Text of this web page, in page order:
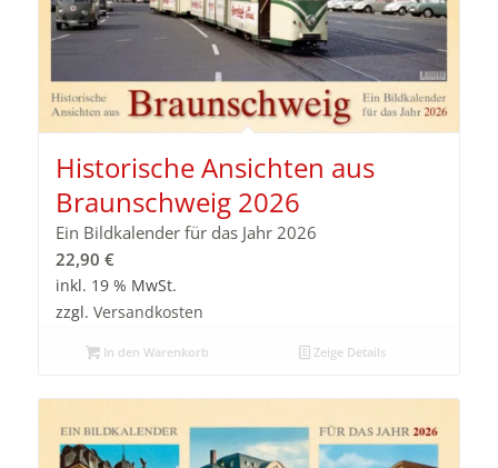
Historische Ansichten aus
Braunschweig 2026
Ein Bildkalender für das Jahr 2026
22,90 €
inkl. 19 % MwSt.
zzgl. Versandkosten
In den Warenkorb Zeige Details